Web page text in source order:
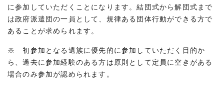
に参加していただくことになります。結団式から解団式まで
は政府派遣団の一員として、規律ある団体行動ができる方で
あることが求められます。
※ 初参加となる遺族に優先的に参加していただく目的か
ら、過去に参加経験のある方は原則として定員に空きがある
場合のみ参加が認められます。